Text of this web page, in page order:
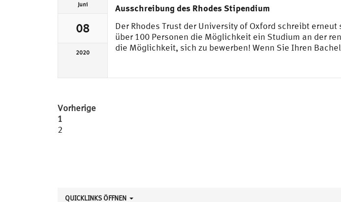
Juni
08
2020
Ausschreibung des Rhodes Stipendium
Der Rhodes Trust der University of Oxford schreibt
über 100 Personen die Möglichkeit ein Studium an der
die Möglichkeit, sich zu bewerben! Wenn Sie Ihren
Seitennummerierung
der
Vorherige
1
2
QUICKLINKS ÖFFNEN